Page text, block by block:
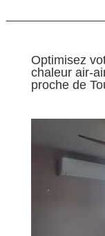
Optimisez
chaleur air-
proche de